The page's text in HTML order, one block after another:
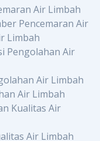
Air Limbah
Pencemaran Air
Limbah
Pengolahan Air
Air Limbah
Air Limbah
Kualitas Air
Air Limbah